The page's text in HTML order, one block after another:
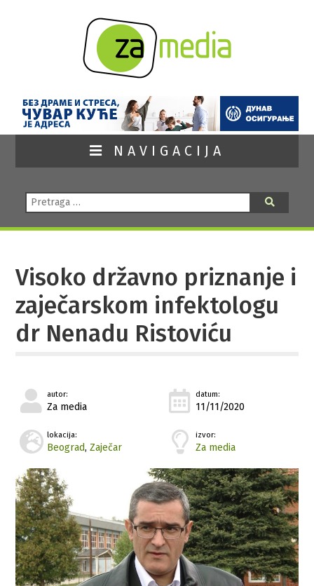
NAVIGACIJA
Pretraga:
Visoko državno priznanje i
zaječarskom infektologu
dr Nenadu Ristoviću
autor:
Za media
datum:
11/11/2020
lokacija:
Beograd,Zaječar
izvor:
Za media